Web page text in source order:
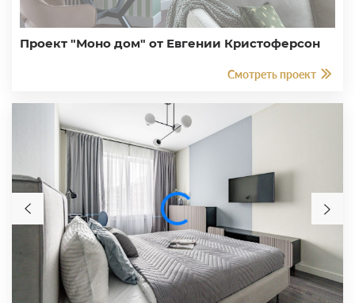
Проект "Моно дом" от Евгении Кристоферсон
Смотреть проект